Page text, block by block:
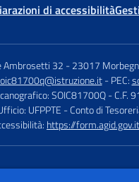
di accessibilità
Ambrosetti 32 -23017
- PEC:
SOIC81700Q - C.F.
UFPPTE - Conto di
https://